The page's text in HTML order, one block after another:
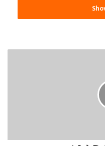
उन्होंने मुझे कहा कि तुम अभी चुप
भ्रष्टाचार को लेकर मलिक ने
नरेंद्र मोदी जी के बारे में उनकी
की है। वह जब भी उनसे मिले, ही
कोई जानकारी नहीं है। मस्त हैं